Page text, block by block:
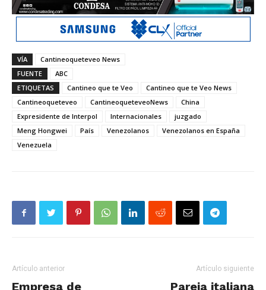
VÍA
Cantineoqueteveo News
FUENTE
ABC
ETIQUETAS
Cantineo que te Veo
Cantineo que te Veo News
Cantineoqueteveo
CantineoqueteveoNews
China
Expresidente de Interpol
Internacionales
juzgado
Meng Hongwei
País Venezolanos
Venezolanos en España
Venezuela
Artículo anterior
Empresa de
Artículo siguiente
Pareja italiana